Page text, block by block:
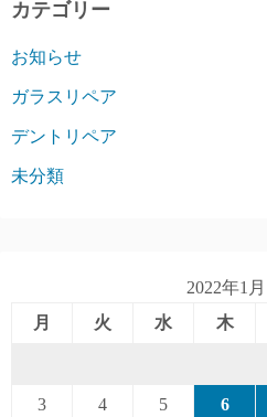
カテゴリー
お知らせ
ガラスリペア
デントリペア
未分類
2022年1月
月
火 水 木
3 4 5 6